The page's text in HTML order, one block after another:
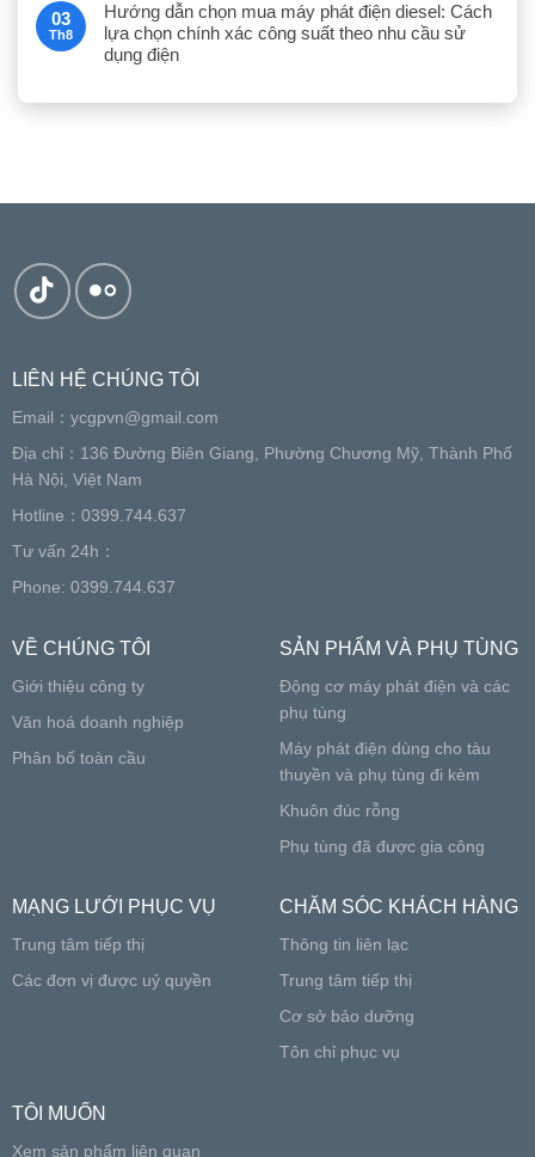
03
Th8
Hướng dẫn chọn mua máy phát điện diesel: Cách
lựa chọn chính xác công suất theo nhu cầu sử
dụng điện
LIÊN HỆ CHÚNG TÔI
Email： ycgpvn@gmail.com
Địa chỉ：136 Đường Biên Giang, Phường Chương Mỹ, Thành Phố
Hà Nội, Việt Nam
Hotline：0399.744.637
Tư vấn 24h：
Phone: 0399.744.637
VỀ CHÚNG TÔI
Giới thiệu công ty
Văn hoá doanh nghiệp
Phân bố toàn cầu
SẢN PHẨM VÀ PHỤ TÙNG
Động cơ máy phát điện và các
phụ tùng
Máy phát điện dùng cho tàu
thuyền và phụ tùng đi kèm
Khuôn đúc rỗng
Phụ tùng đã được gia công
MẠNG LƯỚI PHỤC VỤ
Trung tâm tiếp thị
Các đơn vị được uỷ quyền
CHĂM SÓC KHÁCH HÀNG
Thông tin liên lạc
Trung tâm tiếp thị
Cơ sở bảo dưỡng
Tôn chỉ phục vụ
TÔI MUỐN
Xem sản phẩm liên quan